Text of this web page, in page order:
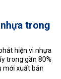
trong
hiện vi nhựa
trong gần 80%
mới xuất bản